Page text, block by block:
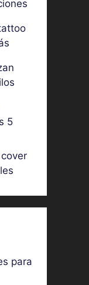
5
para